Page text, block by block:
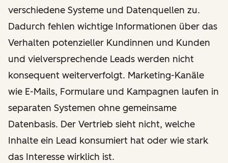
verschiedene Systeme und Datenquellen zu.
Dadurch fehlen wichtige Informationen über das
Verhalten potenzieller Kundinnen und Kunden
und vielversprechende Leads werden nicht
konsequent weiterverfolgt. Marketing-Kanäle
wie E-Mails, Formulare und Kampagnen laufen in
separaten Systemen ohne gemeinsame
Datenbasis. Der Vertrieb sieht nicht, welche
Inhalte ein Lead konsumiert hat oder wie stark
das Interesse wirklich ist.